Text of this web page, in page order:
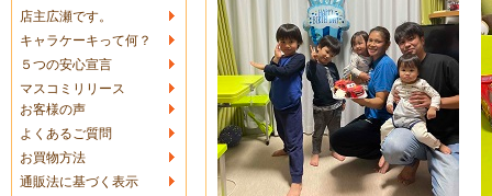
店主広瀬です。
キャラケーキって何？
５つの安心宣言
マスコミリリース
お客様の声
よくあるご質問
お買物方法
通販法に基づく表示